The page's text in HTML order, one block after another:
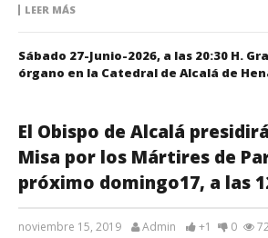
LEER MÁS
Sábado 27-Junio-2026, a las 20:30 H.
órgano en la Catedral de Alcalá de
El Obispo de Alcalá
Misa por los Mártires de
próximo domingo17, a las
noviembre 15, 2019 Admin +1 0